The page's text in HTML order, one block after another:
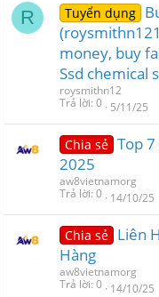
R Tuyển dụng
money, buy
Ssd chemical
roysmithn12
Trả lời 0 5/11/25
Chia sẻ Top
2025
aw8vietnamorg
Trả lời 0 14/10/25
Chia sẻ Liên
Hàng
aw8vietnamorg
Trả lời 0 14/10/25